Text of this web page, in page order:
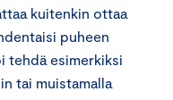
kuitenkin ottaa
puheen
tehdä esimerkiksi
tai muistamalla